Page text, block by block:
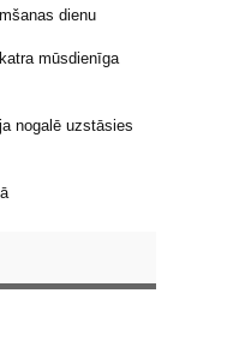
dienu
mūsdienīga
nogalē uzstāsies